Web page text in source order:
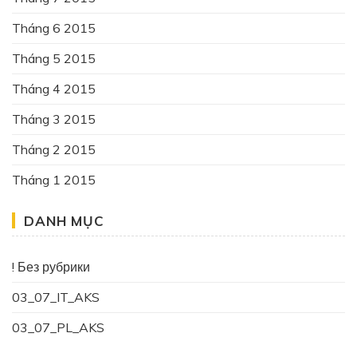
Tháng 6 2015
Tháng 5 2015
Tháng 4 2015
Tháng 3 2015
Tháng 2 2015
Tháng 1 2015
DANH MỤC
! Без рубрики
03_07_IT_AKS
03_07_PL_AKS